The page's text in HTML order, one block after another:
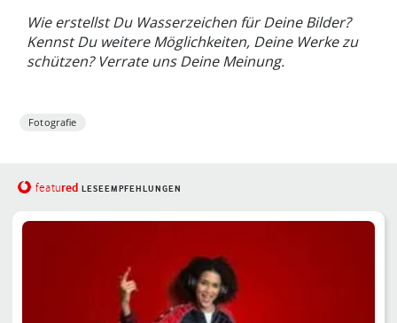
Wie erstellst Du Wasserzeichen für Deine Bilder?
Kennst Du weitere Möglichkeiten, Deine Werke zu
schützen? Verrate uns Deine Meinung.
Fotografie
featured LESEEMPFEHLUNGEN